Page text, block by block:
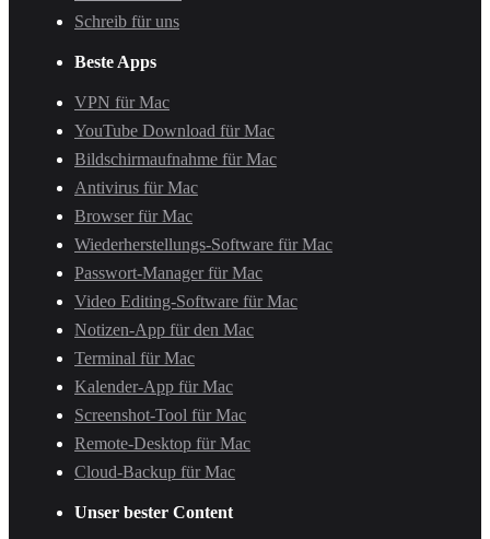
Schreib für uns
Beste Apps
VPN für Mac
YouTube Download für Mac
Bildschirmaufnahme für Mac
Antivirus für Mac
Browser für Mac
Wiederherstellungs-Software für Mac
Passwort-Manager für Mac
Video Editing-Software für Mac
Notizen-App für den Mac
Terminal für Mac
Kalender-App für Mac
Screenshot-Tool für Mac
Remote-Desktop für Mac
Cloud-Backup für Mac
Unser bester Content